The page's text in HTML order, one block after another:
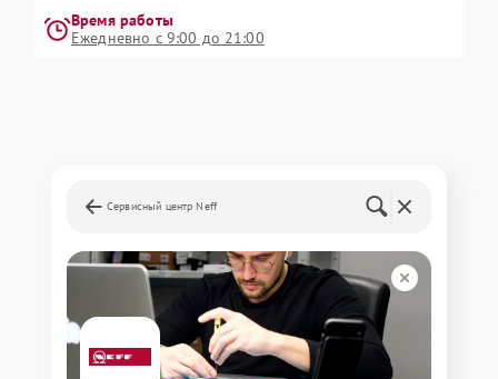
Время работы
Ежедневно с 9:00 до 21:00
Сервисный центр Neff